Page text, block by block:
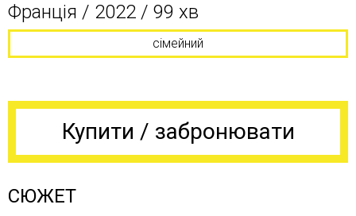
Франція / 2022 / 99 хв
сімейний
Купити / забронювати
СЮЖЕТ